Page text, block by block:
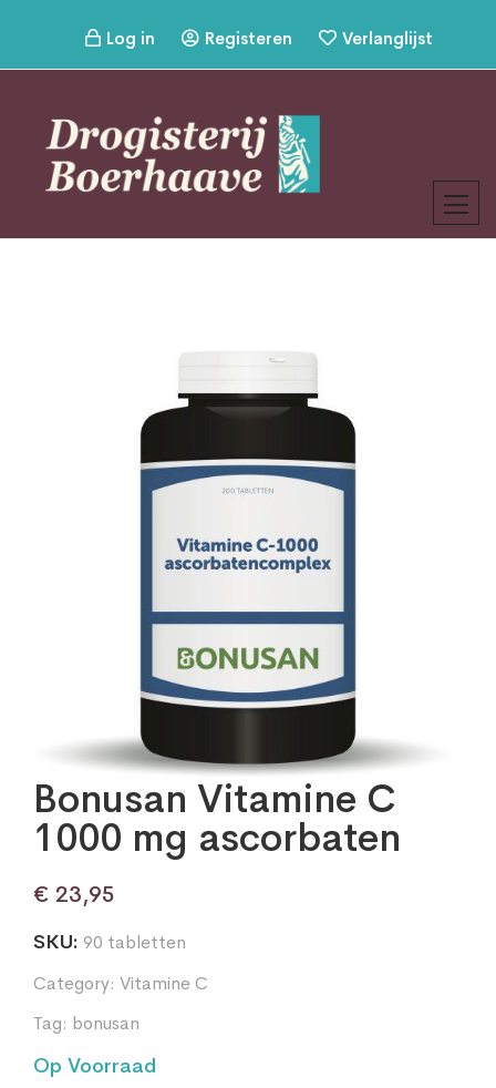
Log in Registeren Verlanglijst
Bonusan Vitamine C
1000 mg ascorbaten
€ 23,95
SKU: 90 tabletten
Category: Vitamine C
Tag: bonusan
Op Voorraad